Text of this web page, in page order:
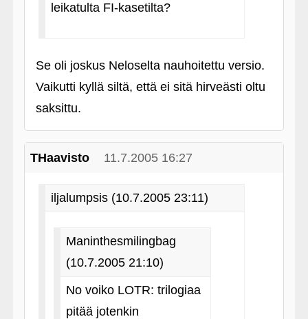
leikatulta FI-kasetilta?
Se oli joskus Neloselta nauhoitettu versio.
Vaikutti kyllä siltä, että ei sitä hirveästi oltu
saksittu.
THaavisto 11.7.2005 16:27
iljalumpsis (10.7.2005 23:11)
Maninthesmilingbag
(10.7.2005 21:10)
No voiko LOTR: trilogiaa
pitää jotenkin